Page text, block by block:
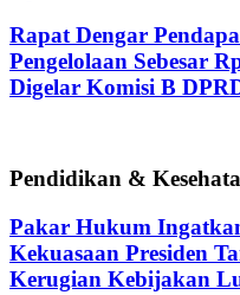
Rapat Dengar
Pengelolaan Sebesar
Digelar Komisi B
Pendidikan &
Pakar Hukum
Kekuasaan Presiden
Kerugian Kebijakan